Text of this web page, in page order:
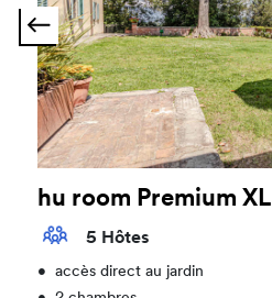
hu room Premium XL
5 Hôtes
•
accès direct au jardin